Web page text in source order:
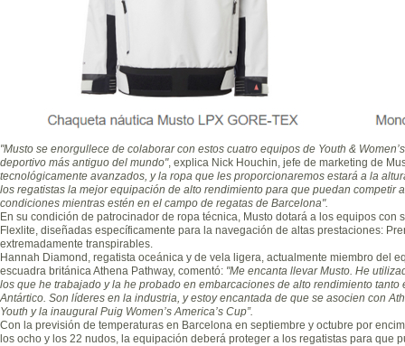
"Musto se enorgullece de colaborar con estos cuatro equipos de Youth &
deportivo más antiguo del mundo", explica Nick Houchin, jefe de marketing de
tecnológicamente avanzados, y la ropa que les proporcionaremos estará a la
los regatistas la mejor equipación de alto rendimiento para que puedan competir
condiciones mientras estén en el campo de regatas de Barcelona".
En su condición de patrocinador de ropa técnica, Musto dotará a los equipos con
Flexlite, diseñadas específicamente para la navegación de altas prestaciones:
extremadamente transpirables.
Hannah Diamond, regatista oceánica y de vela ligera, actualmente miembro del
escuadra británica Athena Pathway, comentó: "Me encanta llevar Musto. He
los que he trabajado y la he probado en embarcaciones de alto rendimiento tanto
Antártico. Son líderes en la industria, y estoy encantada de que se asocien con
Youth y la inaugural Puig Women’s America’s Cup”.
Con la previsión de temperaturas en Barcelona en septiembre y octubre por
los ocho y los 22 nudos, la equipación deberá proteger a los regatistas para que